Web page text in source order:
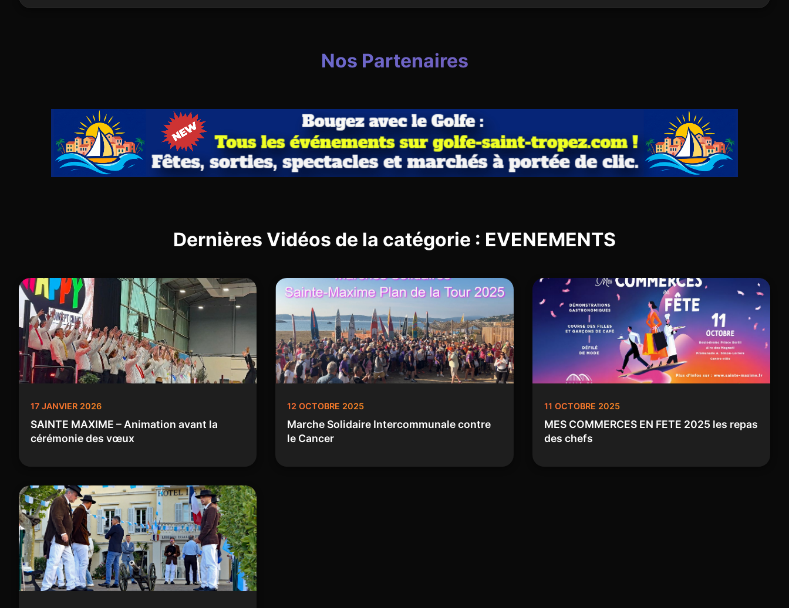
Nos Partenaires
Dernières Vidéos de la catégorie : EVENEMENTS
17 JANVIER 2026
SAINTE MAXIME – Animation avant la
cérémonie des vœux
12 OCTOBRE 2025
Marche Solidaire Intercommunale contre
le Cancer
11 OCTOBRE 2025
MES COMMERCES EN FETE 2025 les repas
des chefs